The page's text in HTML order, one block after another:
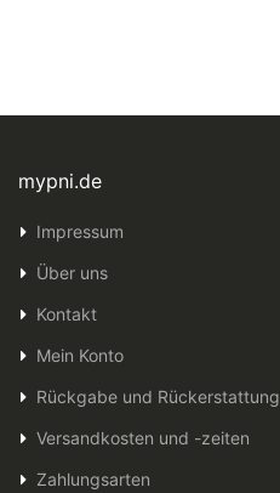
mypni.de
Impressum
Über uns
Kontakt
Mein Konto
Rückgabe und Rückerstattung
Versandkosten und -zeiten
Zahlungsarten